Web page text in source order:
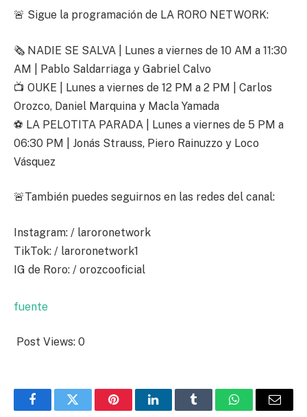
🚨 Sigue la programación de LA RORO NETWORK:
🗞️ NADIE SE SALVA | Lunes a viernes de 10 AM a 11:30
AM | Pablo Saldarriaga y Gabriel Calvo
📺 OUKE | Lunes a viernes de 12 PM a 2 PM | Carlos
Orozco, Daniel Marquina y Macla Yamada
⚽ LA PELOTITA PARADA | Lunes a viernes de 5 PM a
06:30 PM | Jonás Strauss, Piero Rainuzzo y Loco
Vásquez
🚨También puedes seguirnos en las redes del canal:
Instagram: / laroronetwork
TikTok: / laroronetwork1
IG de Roro: / orozcooficial
fuente
Post Views: 0
FacebookTwitter PinterestLinkedInTumblr WhatsAppEmail